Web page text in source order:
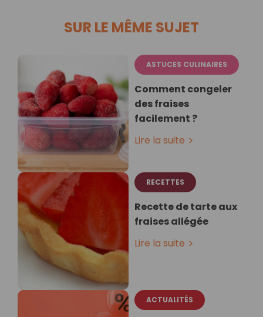
SUR LE MÊME SUJET
ASTUCES CULINAIRES
Comment congeler
des fraises
facilement ?
Lire la suite
RECETTES
Recette de tarte aux
fraises allégée
Lire la suite
ACTUALITÉS